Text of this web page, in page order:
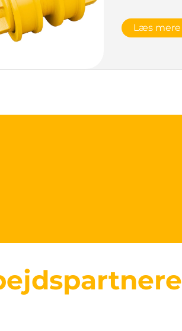
Læs mere